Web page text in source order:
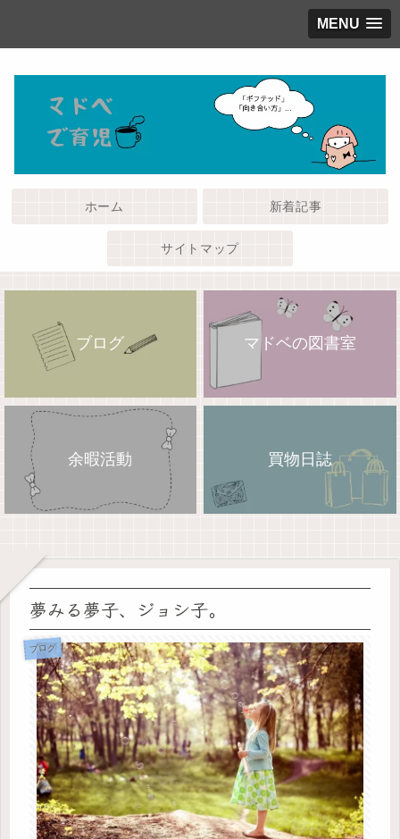
MENU
ホーム 新着記事
サイトマップ
ブログ マドベの図書室
余暇活動 買物日誌
夢みる夢子、ジョシ子。
ブログ